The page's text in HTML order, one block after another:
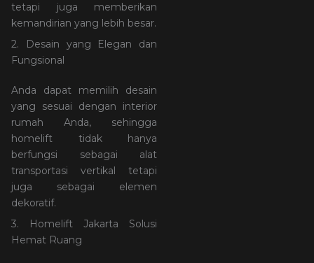
tetapi juga memberikan
kemandirian yang lebih besar.
2. Desain yang Elegan dan
Fungsional
Anda dapat memilih desain
yang sesuai dengan interior
rumah Anda, sehingga
homelift tidak hanya
berfungsi sebagai alat
transportasi vertikal tetapi
juga sebagai elemen
dekoratif.
3. Homelift Jakarta Solusi
Hemat Ruang